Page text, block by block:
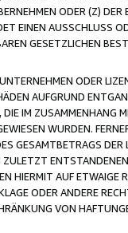
ODER (Z)
EINEN AUSSCHLUSS
GESETZLICHEN
ODER
AUFGRUND
IM ZUSAMMENHANG
WURDEN.
GESAMTBETRAGS
HIERMIT AUF
ODER ANDERE
VON